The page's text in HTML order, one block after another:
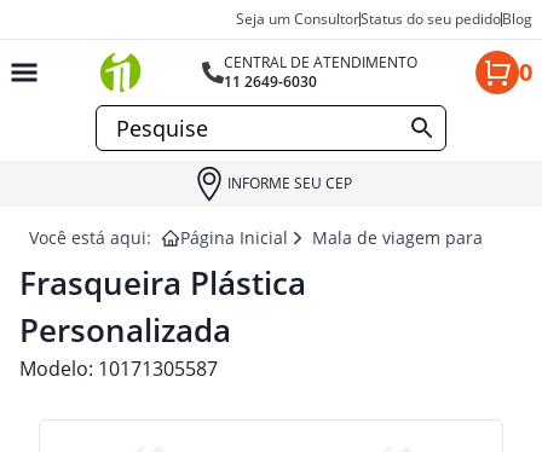
Seja um ConsultorStatus do seu pedidoBlog
CENTRAL DE ATENDIMENTO
11 2649-6030
0
INFORME SEU CEP
Você está aqui: Página Inicial Mala de viagem para
Frasqueira Plástica
Personalizada
Modelo: 10171305587